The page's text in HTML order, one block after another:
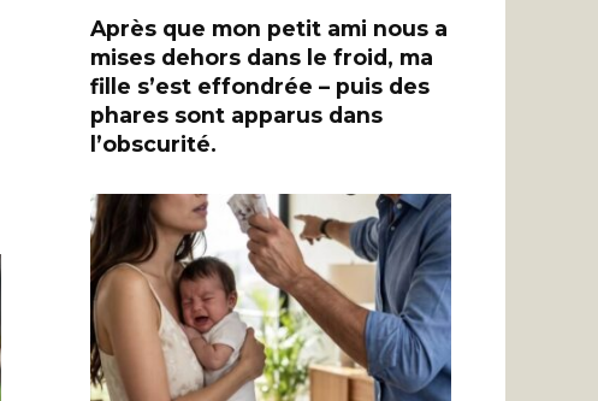
Après que mon petit ami nous a
mises dehors dans le froid, ma
fille s’est effondrée – puis des
phares sont apparus dans
l’obscurité.